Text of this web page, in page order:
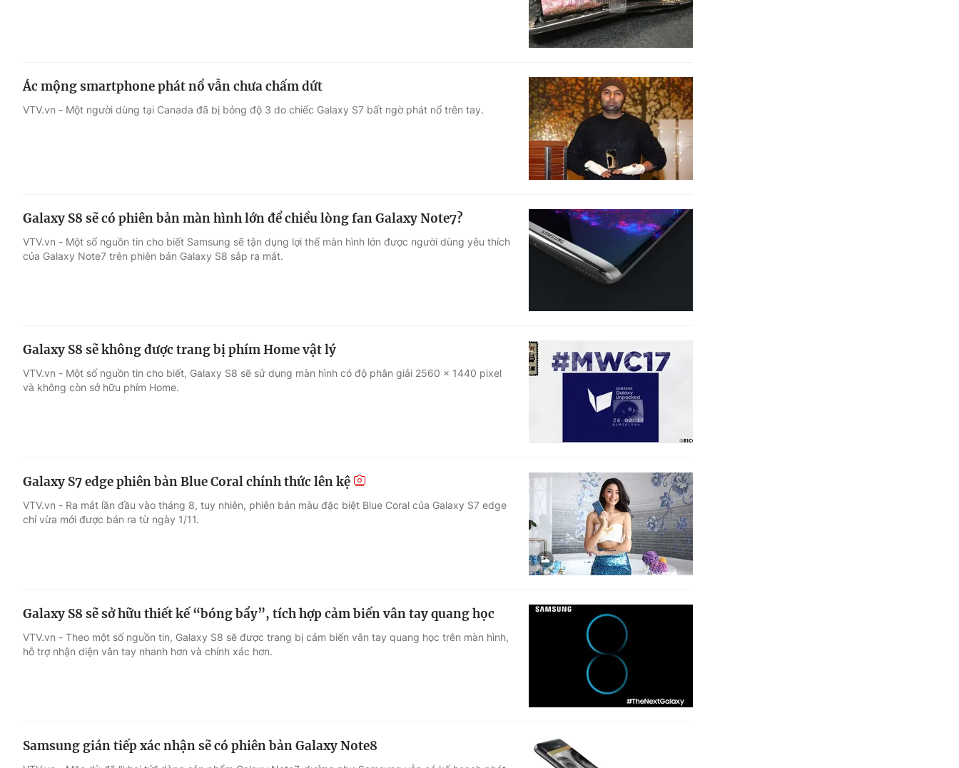
Ác mộng smartphone phát nổ vẫn chưa chấm dứt
VTV.vn - Một người dùng tại Canada đã bị bỏng độ 3 do chiếc Galaxy S7 bất ngờ phát nổ trên tay.
Galaxy S8 sẽ có phiên bản màn hình lớn để chiều lòng fan Galaxy Note7?
VTV.vn - Một số nguồn tin cho biết Samsung sẽ tận dụng lợi thế màn hình lớn được người dùng yêu thích
của Galaxy Note7 trên phiên bản Galaxy S8 sắp ra mắt.
Galaxy S8 sẽ không được trang bị phím Home vật lý
VTV.vn - Một số nguồn tin cho biết, Galaxy S8 sẽ sử dụng màn hình có độ phân giải 2560 x 1440 pixel
và không còn sở hữu phím Home.
Galaxy S7 edge phiên bản Blue Coral chính thức lên kệ
VTV.vn - Ra mắt lần đầu vào tháng 8, tuy nhiên, phiên bản màu đặc biệt Blue Coral của Galaxy S7 edge
chỉ vừa mới được bán ra từ ngày 1/11.
Galaxy S8 sẽ sở hữu thiết kế “bóng bẩy”, tích hợp cảm biến vân tay quang học
VTV.vn - Theo một số nguồn tin, Galaxy S8 sẽ được trang bị cảm biến vân tay quang học trên màn hình,
hỗ trợ nhận diện vân tay nhanh hơn và chính xác hơn.
Samsung gián tiếp xác nhận sẽ có phiên bản Galaxy Note8